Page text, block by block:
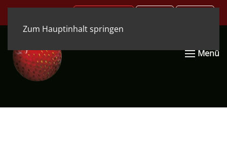
Zum Hauptinhalt springen
Menü